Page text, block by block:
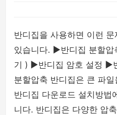
반디집을 사용하면 이런
있습니다. ▶반디집 분할압
기 ) ▶반디집 암호 설정 ▶
분할압축 반디집은 큰 파
반디집 다운로드 설치방법
니다. 반디집은 다양한 압